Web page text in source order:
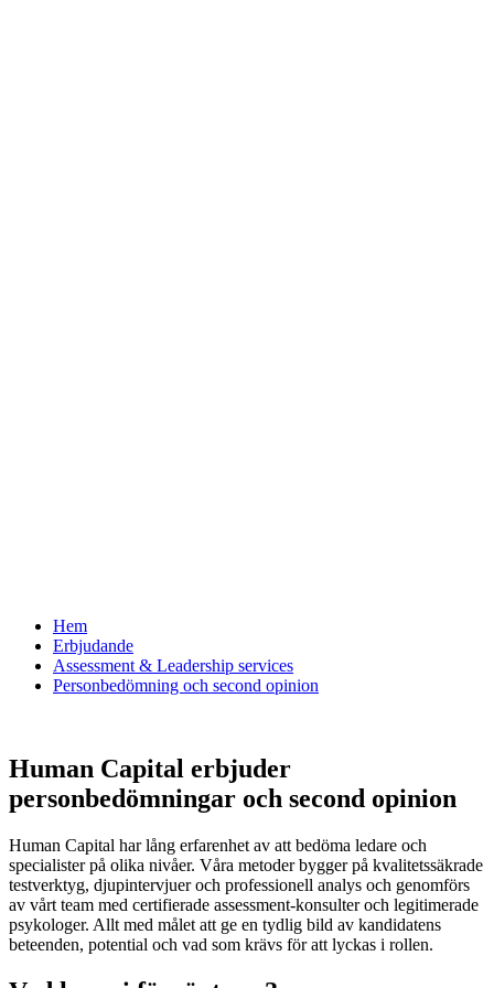
Hem
Erbjudande
Assessment & Leadership services
Personbedömning och second opinion
Human Capital erbjuder
personbedömningar och second opinion
Human Capital har lång erfarenhet av att bedöma ledare och
specialister på olika nivåer. Våra metoder bygger på kvalitetssäkrade
testverktyg, djupintervjuer och professionell analys och genomförs
av vårt team med certifierade assessment-konsulter och legitimerade
psykologer. Allt med målet att ge en tydlig bild av kandidatens
beteenden, potential och vad som krävs för att lyckas i rollen.